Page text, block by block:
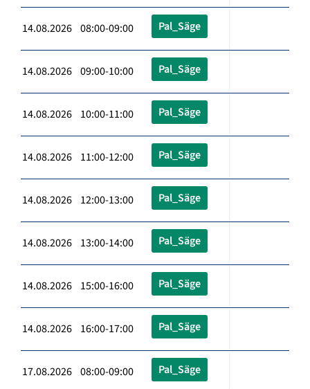
14.08.2026 08:00-09:00 Pal_Säge
14.08.2026 09:00-10:00 Pal_Säge
14.08.2026 10:00-11:00 Pal_Säge
14.08.2026 11:00-12:00 Pal_Säge
14.08.2026 12:00-13:00 Pal_Säge
14.08.2026 13:00-14:00 Pal_Säge
14.08.2026 15:00-16:00 Pal_Säge
14.08.2026 16:00-17:00 Pal_Säge
17.08.2026 08:00-09:00 Pal_Säge